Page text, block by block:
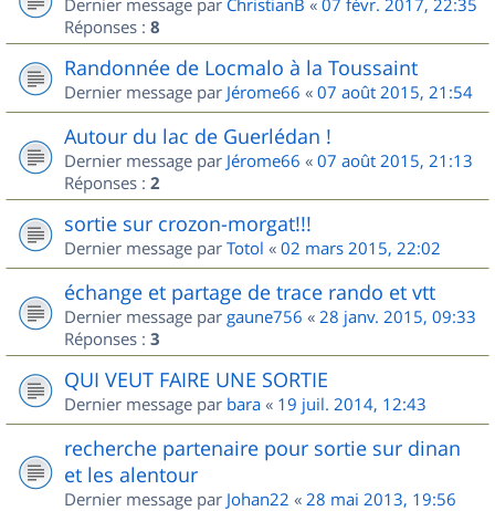
Dernier message par ChristianB « 07 févr. 2017, 22:35
Réponses : 8
Randonnée de Locmalo à la Toussaint
Dernier message par Jérome66 « 07 août 2015, 21:54
Autour du lac de Guerlédan !
Dernier message par Jérome66 « 07 août 2015, 21:13
Réponses : 2
sortie sur crozon-morgat!!!
Dernier message par Totol « 02 mars 2015, 22:02
échange et partage de trace rando et vtt
Dernier message par gaune756 « 28 janv. 2015, 09:33
Réponses : 3
QUI VEUT FAIRE UNE SORTIE
Dernier message par bara « 19 juil. 2014, 12:43
recherche partenaire pour sortie sur dinan
et les alentour
Dernier message par Johan22 « 28 mai 2013, 19:56